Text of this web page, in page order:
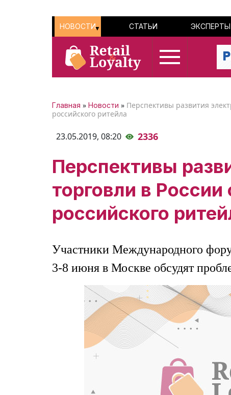
НОВОСТИ СТАТЬИ ЭКСПЕРТЫ
Главная » Новости » Перспективы развития
российского ритейла
23.05.2019, 08:20 2336
Перспективы
торговли в
российского
Участники Международного
3-8 июня в Москве обсудят